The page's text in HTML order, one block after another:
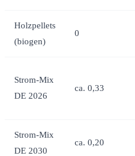
Holzpellets
(biogen)
0
Strom-Mix
DE 2026
ca. 0,33
Strom-Mix
DE 2030
ca. 0,20